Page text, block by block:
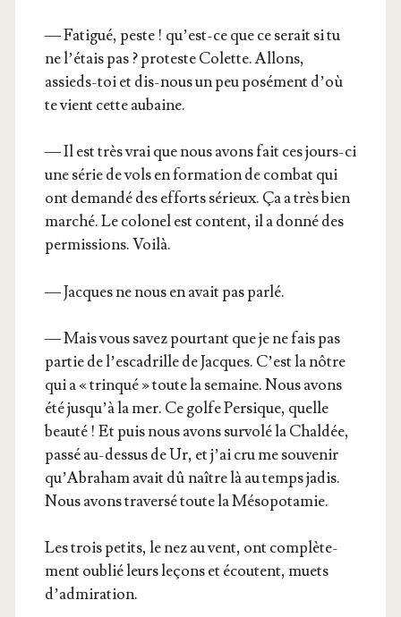
— Fati­gué, peste ! qu’est-ce que ce serait si tu
ne l’é­tais pas ? pro­teste Colette. Allons,
assieds-toi et dis-nous un peu posé­ment d’où
te vient cette aubaine.
— Il est très vrai que nous avons fait ces jours-ci
une série de vols en for­ma­tion de com­bat qui
ont deman­dé des efforts sérieux. Ça a très bien
mar­ché. Le colo­nel est content, il a don­né des
per­mis­sions. Voilà.
— Jacques ne nous en avait pas parlé.
— Mais vous savez pour­tant que je ne fais pas
par­tie de l’es­ca­drille de Jacques. C’est la nôtre
qui a « trin­qué » toute la semaine. Nous avons
été jus­qu’à la mer. Ce golfe Per­sique, quelle
beau­té ! Et puis nous avons sur­vo­lé la Chal­dée,
pas­sé au-des­sus de Ur, et j’ai cru me sou­ve­nir
qu’A­bra­ham avait dû naître là au temps jadis.
Nous avons tra­ver­sé toute la Mésopotamie.
Les trois petits, le nez au vent, ont com­plè­te­
ment oublié leurs leçons et écoutent, muets
d’admiration.